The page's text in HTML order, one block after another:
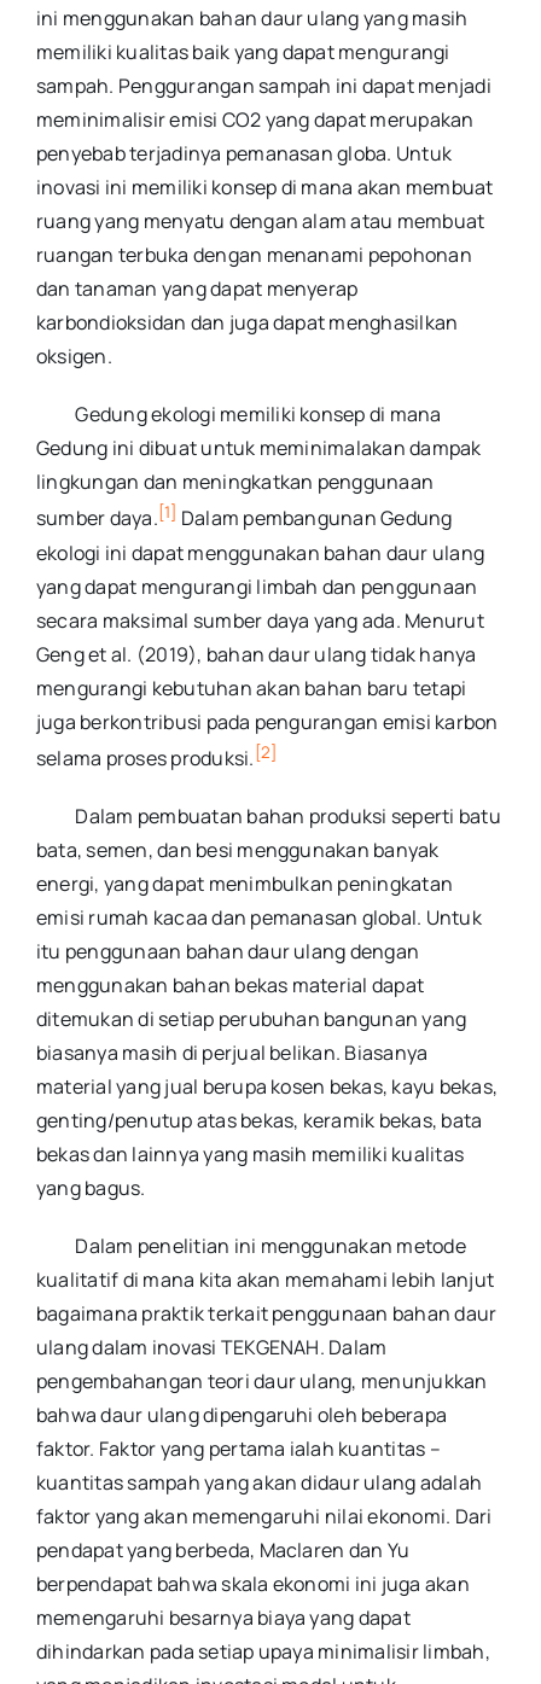
ini menggunakan bahan daur ulang yang masih
memiliki kualitas baik yang dapat mengurangi
sampah. Penggurangan sampah ini dapat menjadi
meminimalisir emisi CO2 yang dapat merupakan
penyebab terjadinya pemanasan globa. Untuk
inovasi ini memiliki konsep di mana akan membuat
ruang yang menyatu dengan alam atau membuat
ruangan terbuka dengan menanami pepohonan
dan tanaman yang dapat menyerap
karbondioksidan dan juga dapat menghasilkan
oksigen.
Gedung ekologi memiliki konsep di mana
Gedung ini dibuat untuk meminimalakan dampak
lingkungan dan meningkatkan penggunaan
sumber daya. [1] Dalam pembangunan Gedung
ekologi ini dapat menggunakan bahan daur ulang
yang dapat mengurangi limbah dan penggunaan
secara maksimal sumber daya yang ada. Menurut
Geng et al. (2019), bahan daur ulang tidak hanya
mengurangi kebutuhan akan bahan baru tetapi
juga berkontribusi pada pengurangan emisi karbon
selama proses produksi. [2]
Dalam pembuatan bahan produksi seperti batu
bata, semen, dan besi menggunakan banyak
energi, yang dapat menimbulkan peningkatan
emisi rumah kacaa dan pemanasan global. Untuk
itu penggunaan bahan daur ulang dengan
menggunakan bahan bekas material dapat
ditemukan di setiap perubuhan bangunan yang
biasanya masih di perjual belikan. Biasanya
material yang jual berupa kosen bekas, kayu bekas,
genting/penutup atas bekas, keramik bekas, bata
bekas dan lainnya yang masih memiliki kualitas
yang bagus.
Dalam penelitian ini menggunakan metode
kualitatif di mana kita akan memahami lebih lanjut
bagaimana praktik terkait penggunaan bahan daur
ulang dalam inovasi TEKGENAH. Dalam
pengembahangan teori daur ulang, menunjukkan
bahwa daur ulang dipengaruhi oleh beberapa
faktor. Faktor yang pertama ialah kuantitas –
kuantitas sampah yang akan didaur ulang adalah
faktor yang akan memengaruhi nilai ekonomi. Dari
pendapat yang berbeda, Maclaren dan Yu
berpendapat bahwa skala ekonomi ini juga akan
memengaruhi besarnya biaya yang dapat
dihindarkan pada setiap upaya minimalisir limbah,